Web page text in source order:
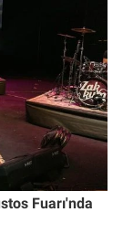
Fuarı'nda